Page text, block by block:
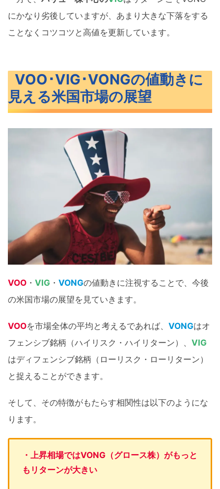
にかなり劣後していますが、あまり大きな下落をする
ことなくコツコツと高値を更新しています。
VOO･VIG･VONGの値動きに
見える米国市場の展望
VOO ・ VIG ・ VONGの値動きに注視することで、今後
の米国市場の展望を見ていきます。
VOOを市場全体の平均と考えるであれば、 VONGはオ
フェンシブ銘柄（ハイリスク・ハイリターン）、 VIG
はディフェンシブ銘柄（ローリスク・ローリターン）
と捉えることができます。
そして、その特徴がもたらす相関性は以下のようにな
ります。
・上昇相場ではVONG（グロース株）がもっと
もリターンが大きい